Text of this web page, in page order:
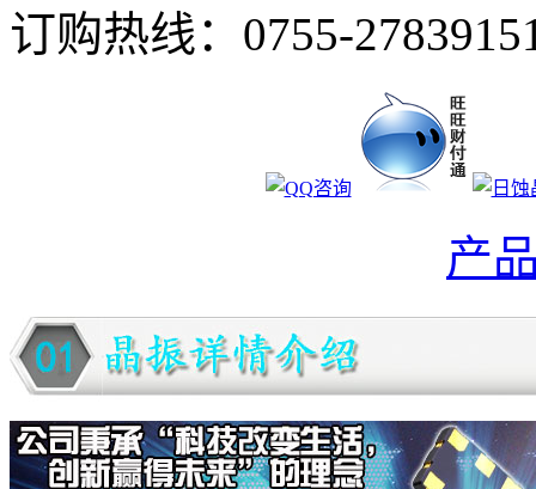
订购热线： 0755-
产